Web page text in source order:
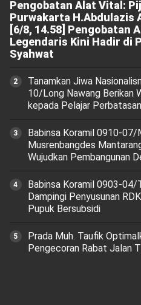
Pengobatan Alat Vital:
Purwakarta H.Abdulazis
[6/8, 14.58] Pengobatan
Legendaris Kini Hadir di
Syahwat
Tanamkan Jiwa
10/Long Nawang Berikan
kepada Pelajar Perbatasan
Babinsa Koramil 0910-07/
Musrenbangdes
Wujudkan Pembangunan
‎Babinsa Koramil 0903-04/
Dampingi Penyusunan
Pupuk Bersubsidi
Prada Muh. Taufik
Pengecoran Rabat Jalan